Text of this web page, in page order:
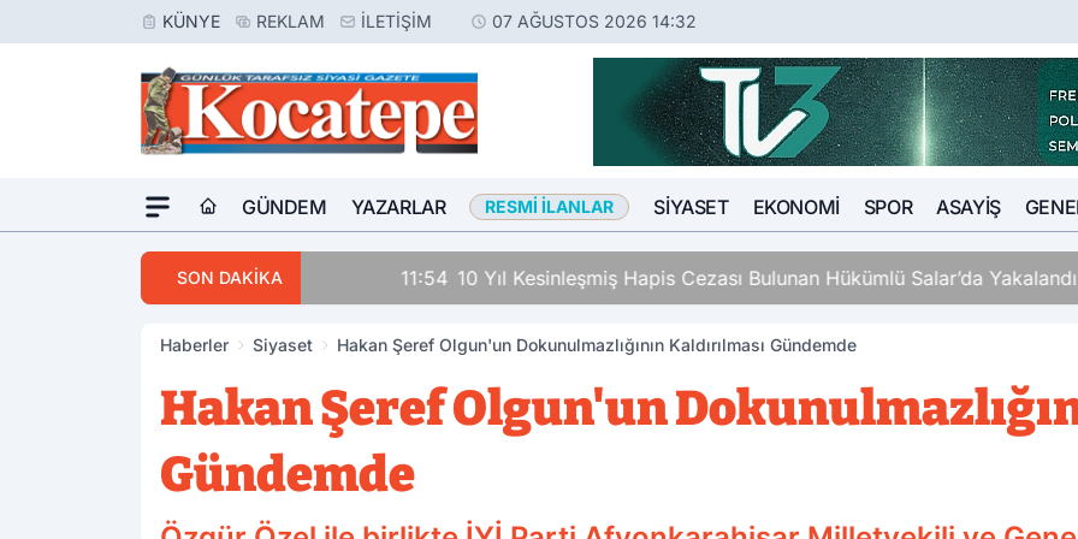
KÜNYE REKLAM İLETIŞIM 07 AĞUSTOS 2026 14:32
GÜNDEM YAZARLAR RESMI İLANLAR SIYASET EKONOMI SPOR ASAYIŞ
SON DAKİKA 10 Yıl Kesinleşmiş Hapis Cezası Bulunan Hükümlü Salar’da Yakalandı
Haberler Siyaset Hakan Şeref Olgun'un Dokunulmazlığının Kaldırılması Gündemde
Hakan Şeref Olgun'un
Gündemde